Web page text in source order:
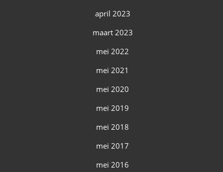
april 2023
maart 2023
mei 2022
mei 2021
mei 2020
mei 2019
mei 2018
mei 2017
mei 2016